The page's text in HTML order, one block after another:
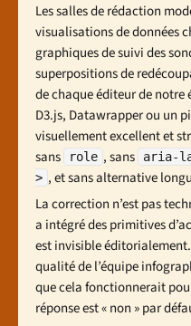
Les salles de rédaction
visualisations de données
graphiques de suivi des
superpositions de
de chaque éditeur de
D3.js, Datawrapper ou un
visuellement excellent et
sans
role , sans aria-
> , et sans alternative
La correction n’est pas
a intégré des primitives
est invisible
qualité de l’équipe
que cela fonctionnerait
réponse est « non » par